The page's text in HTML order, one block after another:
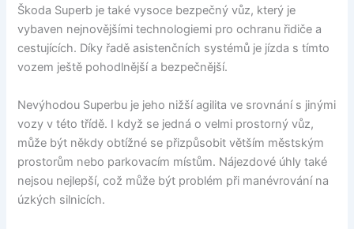
Škoda Superb je také vysoce bezpečný vůz, který je
vybaven nejnovějšími technologiemi pro ochranu řidiče a
cestujících. Díky řadě asistenčních systémů je jízda s tímto
vozem ještě pohodlnější a bezpečnější.
Nevýhodou Superbu je jeho nižší agilita ve srovnání s jinými
vozy v této třídě. I když se jedná o velmi prostorný vůz,
může být někdy obtížné se přizpůsobit větším městským
prostorům nebo parkovacím místům. Nájezdové úhly také
nejsou nejlepší, což může být problém při manévrování na
úzkých silnicích.